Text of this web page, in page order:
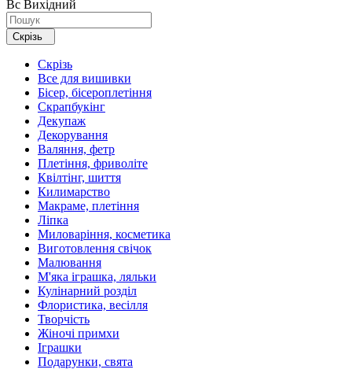
Вс Вихідний
Скрізь
Скрізь
Все для вишивки
Бісер, бісероплетіння
Скрапбукінг
Декупаж
Декорування
Валяння, фетр
Плетіння, фриволіте
Квілтінг, шиття
Килимарство
Макраме, плетіння
Ліпка
Миловаріння, косметика
Виготовлення свічок
Малювання
М'яка іграшка, ляльки
Кулінарний розділ
Флористика, весілля
Творчість
Жіночі примхи
Іграшки
Подарунки, свята